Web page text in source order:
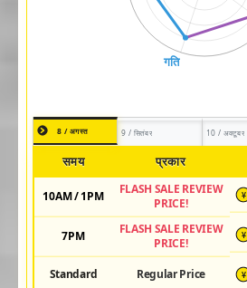
8 / अगस्त 9 / सितंबर 10 / अक्टूबर
समय प्रकार
10AM / 1PM
FLASH SALE REVIEW
PRICE!
¥
7PM
FLASH SALE REVIEW
PRICE!
¥
Standard Regular Price ¥